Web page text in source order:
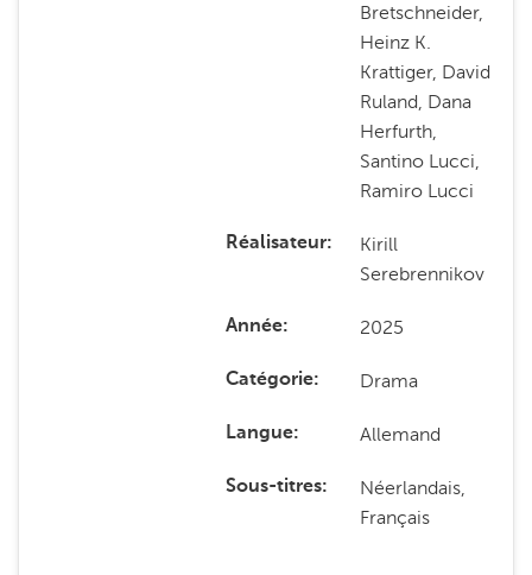
Bretschneider,
Heinz K.
Krattiger, David
Ruland, Dana
Herfurth,
Santino Lucci,
Ramiro Lucci
Réalisateur
Kirill
Serebrennikov
Année 2025
Catégorie Drama
Langue Allemand
Sous-titres
Néerlandais,
Français